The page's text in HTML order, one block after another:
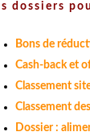
dossiers
Bons de
Cash-back et
Classement
Classement
Dossier :